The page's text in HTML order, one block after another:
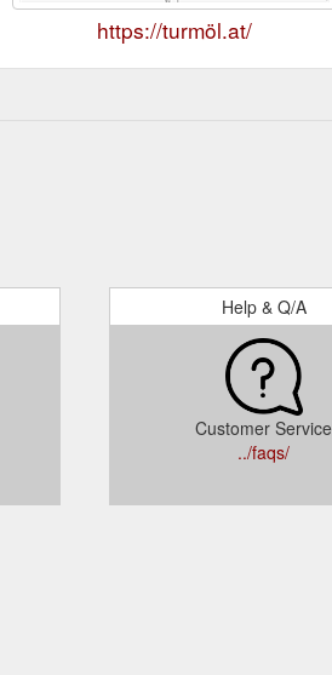
https://turmöl.at/
Help & Q/A
Customer Service
../faqs/